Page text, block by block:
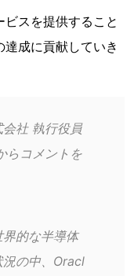
スを提供すること
成に貢献していき
社 執行役員
らコメントを
的な半導体
の中、Oracl